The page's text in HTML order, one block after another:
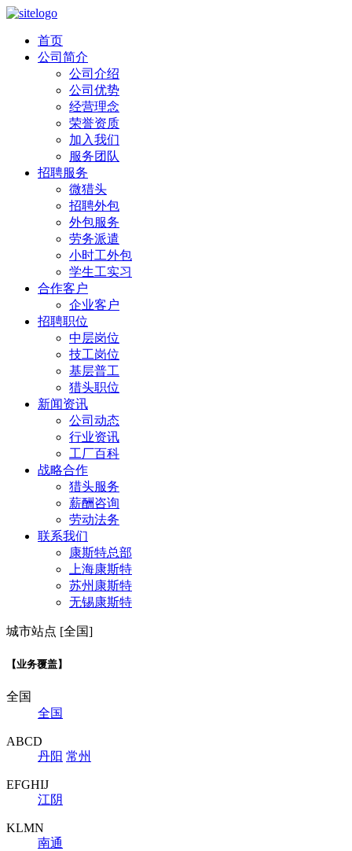
首页
公司简介
公司介绍
公司优势
经营理念
荣誉资质
加入我们
服务团队
招聘服务
微猎头
招聘外包
外包服务
劳务派遣
小时工外包
学生工实习
合作客户
企业客户
招聘职位
中层岗位
技工岗位
基层普工
猎头职位
新闻资讯
公司动态
行业资讯
工厂百科
战略合作
猎头服务
薪酬咨询
劳动法务
联系我们
康斯特总部
上海康斯特
苏州康斯特
无锡康斯特
城市站点 [全国]
【业务覆盖】
全国
全国
ABCD
丹阳 常州
EFGHIJ
江阴
KLMN
南通